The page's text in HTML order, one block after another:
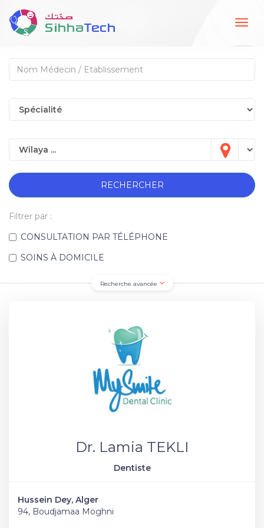
RECHERCHER
Filtrer par :
CONSULTATION PAR TÉLÉPHONE
SOINS À DOMICILE
Recherche avancée
Dr. Lamia TEKLI
Dentiste
Hussein Dey, Alger
94, Boudjamaa Moghni